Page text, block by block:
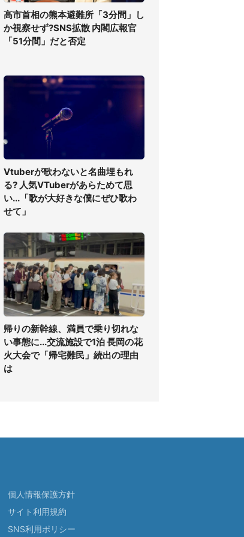
高市首相の熊本避難所「3分間」し
か視察せず?SNS拡散 内閣広報官
「51分間」だと否定
Vtuberが歌わないと名曲埋もれ
る? 人気VTuberがあらためて思
い...「歌が大好きな僕にぜひ歌わ
せて」
帰りの新幹線、満員で乗り切れな
い事態に...交流施設で1泊 長岡の花
火大会で「帰宅難民」続出の理由
は
個人情報保護方針
サイト利用規約
SNS利用ポリシー